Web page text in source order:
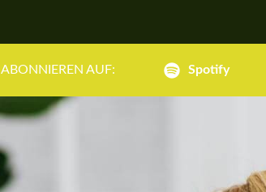
ABONNIEREN AUF: Spotify